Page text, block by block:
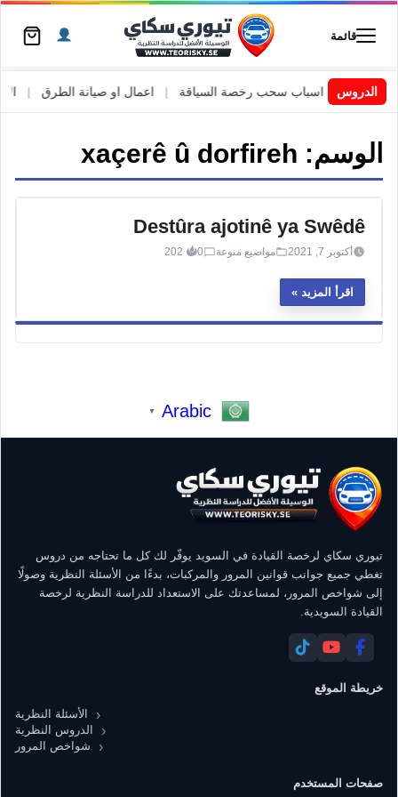
قائمة
الدروسالسويد | اسباب سحب رخصة السياقة اعمال او صيانة الطرق
الوسم: xaçerê û dorfireh
Destûra ajotinê ya Swêdê
أكتوبر 7, 2021 مواضيع منوعة 0
202
اقرأ المزيد
Arabic
▼
تيوري سكاي لرخصة القيادة في السويد يوفّر لك كل ما تحتاجه من دروس
تغطي جميع جوانب قوانين المرور والمركبات، بدءًا من الأسئلة النظرية وصولًا
إلى شواخص المرور، لمساعدتك على الاستعداد للدراسة النظرية لرخصة
القيادة السويدية.
خريطة الموقع
الأسئلة النظرية
الدروس النظرية
شواخص المرور
صفحات المستخدم